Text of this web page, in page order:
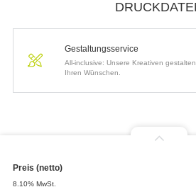
Gestaltungsservice
All-inclusive: Unsere Kreativen
Ihren Wünschen.
Preis (netto)
8.10% MwSt.